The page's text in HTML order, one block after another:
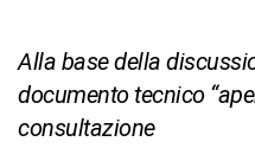
Alla base della
documento tecnico
consultazione